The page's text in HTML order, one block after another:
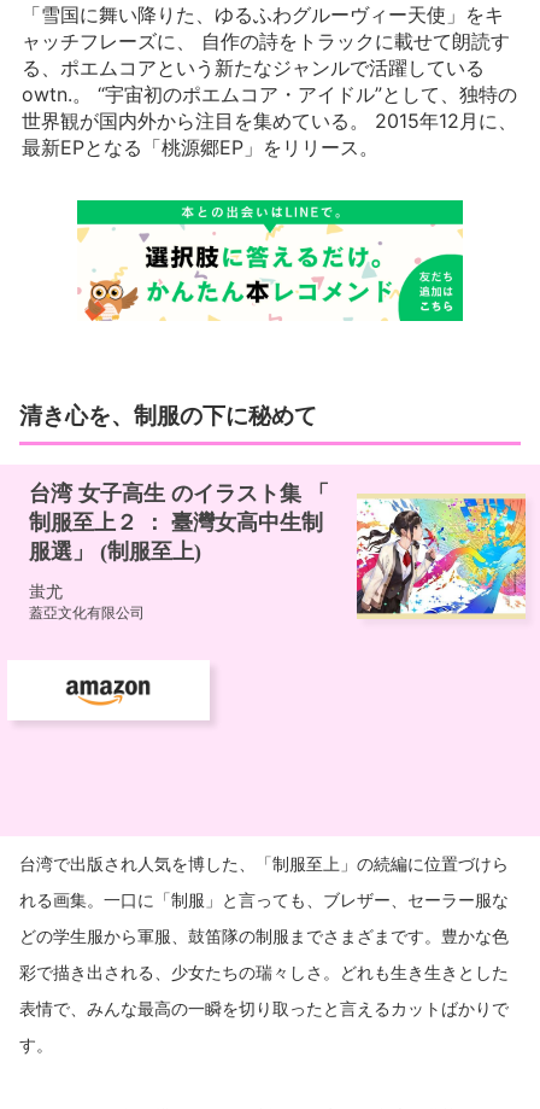
「雪国に舞い降りた、ゆるふわグルーヴィー天使」をキ
ャッチフレーズに、 自作の詩をトラックに載せて朗読す
る、ポエムコアという新たなジャンルで活躍している
owtn.。 “宇宙初のポエムコア・アイドル”として、独特の
世界観が国内外から注目を集めている。 2015年12月に、
最新EPとなる「桃源郷EP」をリリース。
清き心を、制服の下に秘めて
台湾で出版され人気を博した、「制服至上」の続編に位置づけら
れる画集。一口に「制服」と言っても、ブレザー、セーラー服な
どの学生服から軍服、鼓笛隊の制服までさまざまです。豊かな色
彩で描き出される、少女たちの瑞々しさ。どれも生き生きとした
表情で、みんな最高の一瞬を切り取ったと言えるカットばかりで
す。